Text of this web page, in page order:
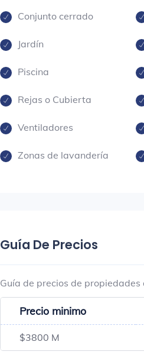
Conjunto cerrado
Jardín
Piscina
Rejas o Cubierta
Ventiladores
Zonas de lavandería
Guía De Precios
Guía de precios de
Precio minimo
$3800 M